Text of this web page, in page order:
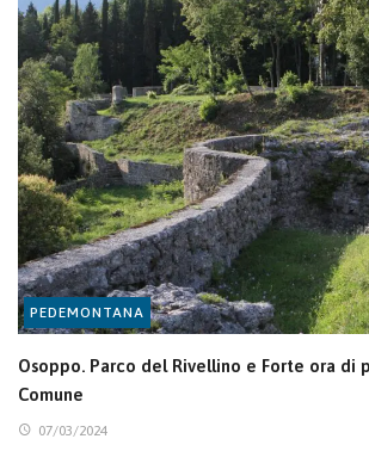
PEDEMONTANA
Osoppo. Parco del Rivellino e Forte ora di
Comune
07/03/2024